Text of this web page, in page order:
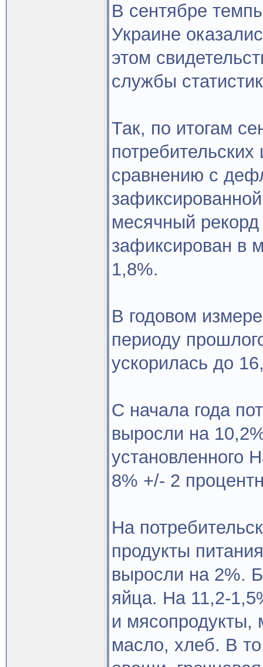
В сентябре
Украине
этом
службы
Так, по итогам
сравнению с
месячный
зафиксирован в
1,8%.
В годовом
периоду
ускорилась до
С начала года
выросли на
установленного
8% +/- 2
На
продукты
выросли на 2%.
яйца. На 11,2-
и мясопродукты,
масло, хлеб. В